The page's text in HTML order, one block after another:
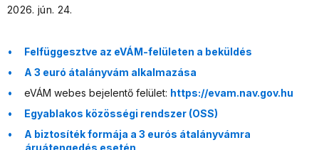
2026. jún. 24.
Felfüggesztve az eVÁM-felületen a beküldés
A 3 euró átalányvám alkalmazása
eVÁM webes bejelentő felület: https://evam.nav.gov.hu
Egyablakos közösségi rendszer (OSS)
A biztosíték formája a 3 eurós átalányvámra
áruátengedés esetén